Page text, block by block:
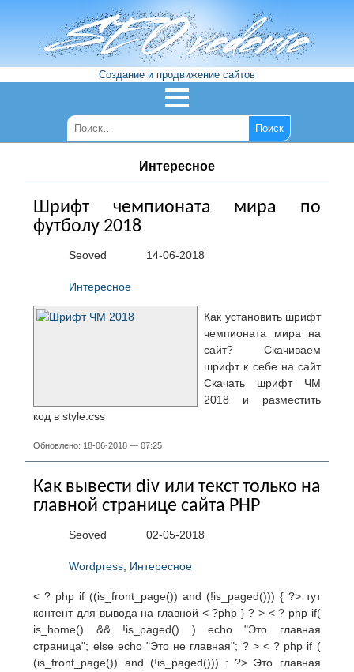
Создание и продвижение сайтов
Интересное
Шрифт чемпионата мира по
футболу 2018
Seoved 14-06-2018
Интересное
Как установить шрифт
чемпионата мира на
сайт? Скачиваем
шрифт к себе на сайт
Скачать шрифт ЧМ
2018 и разместить
код в style.css
Обновлено: 18-06-2018 — 07:25
Как вывести div или текст только на
главной странице сайта PHP
Seoved 02-05-2018
Wordpress Интересное
< ? php if ((is_front_page()) and (!is_paged())) { ?> тут
контент для вывода на главной < ?php } ? > < ? php if(
is_home() && !is_paged() ) echo "Это главная
страница"; else echo "Это не главная"; ? > < ? php if (
(is_front_page()) and (!is_paged())) : ?> Это главная